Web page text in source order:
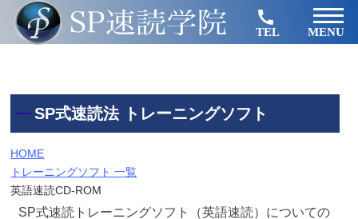
TEL MENU
SP式速読法 トレーニングソフト
HOME
トレーニングソフト 一覧
英語速読CD-ROM
SP式速読トレーニングソフト（英語速読）についての